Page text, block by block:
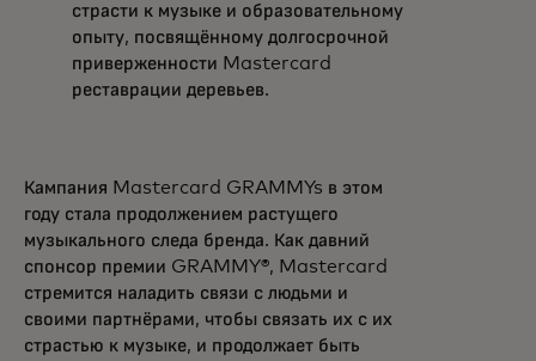
страсти к музыке и образовательному
опыту, посвящённому долгосрочной
приверженности Mastercard
реставрации деревьев.
Кампания Mastercard GRAMMYs в этом
году стала продолжением растущего
музыкального следа бренда. Как давний
спонсор премии GRAMMY®, Mastercard
стремится наладить связи с людьми и
своими партнёрами, чтобы связать их с их
страстью к музыке, и продолжает быть